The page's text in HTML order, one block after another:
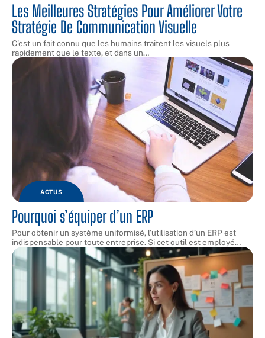
Les Meilleures Stratégies Pour Améliorer Votre
Stratégie De Communication Visuelle
C'est un fait connu que les humains traitent les visuels plus
rapidement que le texte, et dans un…
ACTUS
Pourquoi s’équiper d’un ERP
Pour obtenir un système uniformisé, l’utilisation d’un ERP est
indispensable pour toute entreprise. Si cet outil est employé…